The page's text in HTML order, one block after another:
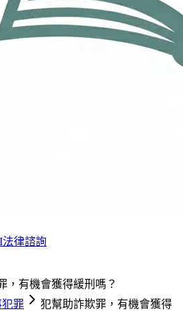
法律諮詢
，有機會獲得緩刑嗎？
罪
犯幫助詐欺罪，有機會獲得